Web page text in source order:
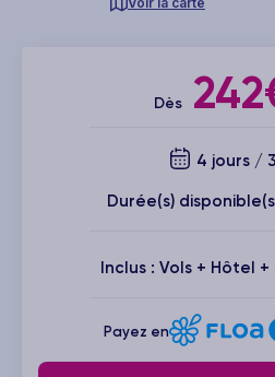
Dès
4 jours /
Durée(s)
Inclus : Vols + Hôtel
Payez en